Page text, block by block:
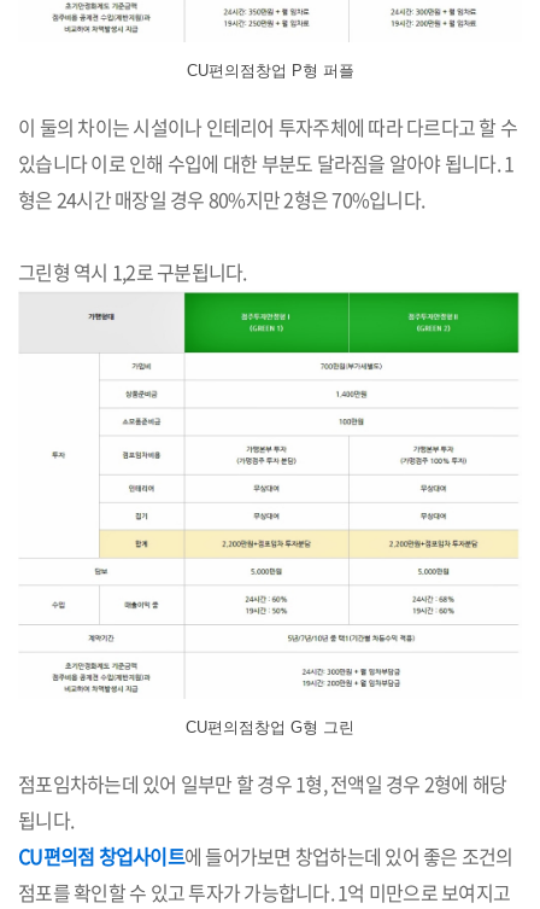
CU편의점창업 P형 퍼플
이 둘의 차이는 시설이나 인테리어 투자주체에 따라 다르다고 할 수
있습니다 이로 인해 수입에 대한 부분도 달라짐을 알아야 됩니다. 1
형은 24시간 매장일 경우 80%지만 2형은 70%입니다.
그린형 역시 1,2로 구분됩니다.
CU편의점창업 G형 그린
점포임차하는데 있어 일부만 할 경우 1형, 전액일 경우 2형에 해당
됩니다.
CU편의점 창업사이트에 들어가보면 창업하는데 있어 좋은 조건의
점포를 확인할 수 있고 투자가 가능합니다. 1억 미만으로 보여지고